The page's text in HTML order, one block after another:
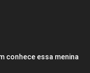
conhece essa menina